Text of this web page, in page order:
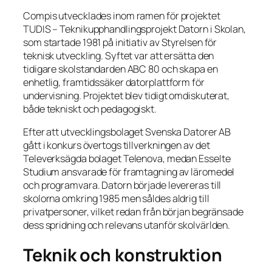
Compis utvecklades inom ramen för projektet
TUDIS – Teknikupphandlingsprojekt Datorn i Skolan,
som startade 1981 på initiativ av Styrelsen för
teknisk utveckling. Syftet var att ersätta den
tidigare skolstandarden ABC 80 och skapa en
enhetlig, framtidssäker datorplattform för
undervisning. Projektet blev tidigt omdiskuterat,
både tekniskt och pedagogiskt.
Efter att utvecklingsbolaget Svenska Datorer AB
gått i konkurs övertogs tillverkningen av det
Televerksägda bolaget Telenova, medan Esselte
Studium ansvarade för framtagning av läromedel
och programvara. Datorn började levereras till
skolorna omkring 1985 men såldes aldrig till
privatpersoner, vilket redan från början begränsade
dess spridning och relevans utanför skolvärlden.
Teknik och konstruktion